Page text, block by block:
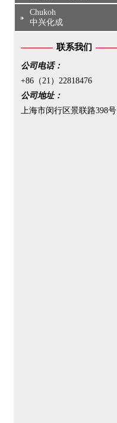
Chukoh
中兴化成
联系我们
公司电话：
+86（21）22818476
公司地址：
上海市闵行区景联路398号